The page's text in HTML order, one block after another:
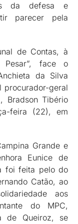
da defesa e
parecer pela
de Contas, à
Pesar”, face o
da Silva
procurador-geral
Bradson Tibério
feira (22), em
Grande e
Eunice de
foi feita pelo do
Catão, ao
aos
do MPC,
de Queiroz, se